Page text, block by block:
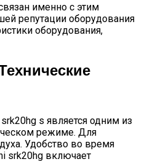
именно с этим
репутации оборудования
оборудования,
s является одним из
режиме. Для
Удобство во время
srk20hg включает